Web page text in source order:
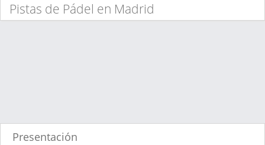
Pistas de Pádel en Madrid
Presentación